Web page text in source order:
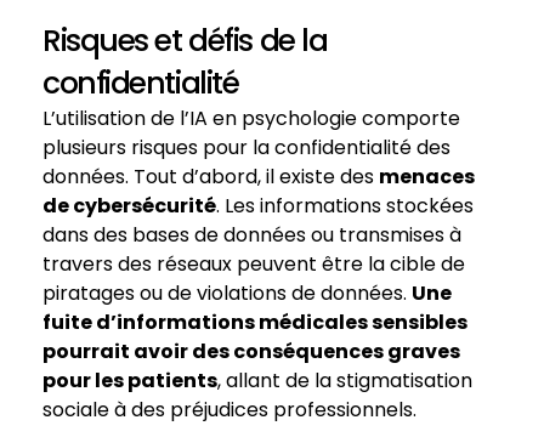
Risques et défis de la
confidentialité
L’utilisation de l’IA en psychologie comporte
plusieurs risques pour la confidentialité des
données. Tout d’abord, il existe des menaces
de cybersécurité. Les informations stockées
dans des bases de données ou transmises à
travers des réseaux peuvent être la cible de
piratages ou de violations de données. Une
fuite d’informations médicales sensibles
pourrait avoir des conséquences graves
pour les patients, allant de la stigmatisation
sociale à des préjudices professionnels.